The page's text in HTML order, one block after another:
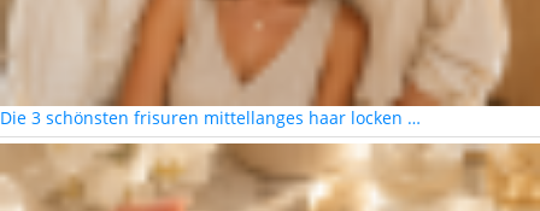
Die 3 schönsten frisuren mittellanges haar locken …